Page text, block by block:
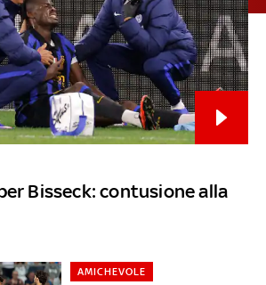
Bisseck: contusione alla
AMICHEVOLE